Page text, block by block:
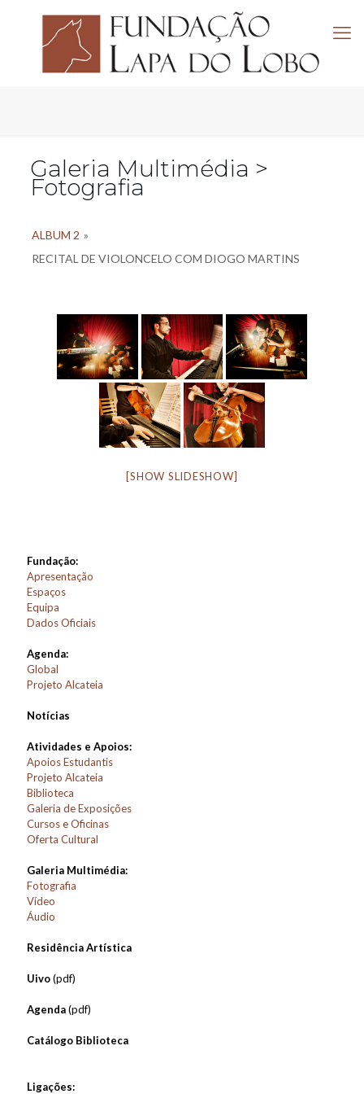
Galeria Multimédia >
Fotografia
ALBUM 2 »
RECITAL DE VIOLONCELO COM DIOGO MARTINS
[SHOW SLIDESHOW]
Fundação:
Apresentação
Espaços
Equipa
Dados Oficiais
Agenda:
Global
Projeto Alcateia
Notícias
Atividades e Apoios:
Apoios Estudantis
Projeto Alcateia
Biblioteca
Galeria de Exposições
Cursos e Oficinas
Oferta Cultural
Galeria Multimédia:
Fotografia
Vídeo
Áudio
Residência Artística
Uivo(pdf)
Agenda(pdf)
Catálogo Biblioteca
Ligações: